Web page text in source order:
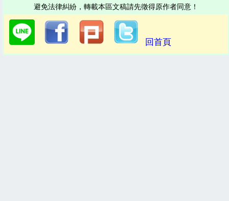
避免法律糾紛，轉載本區文稿請先徵得原作者同意！
回首頁